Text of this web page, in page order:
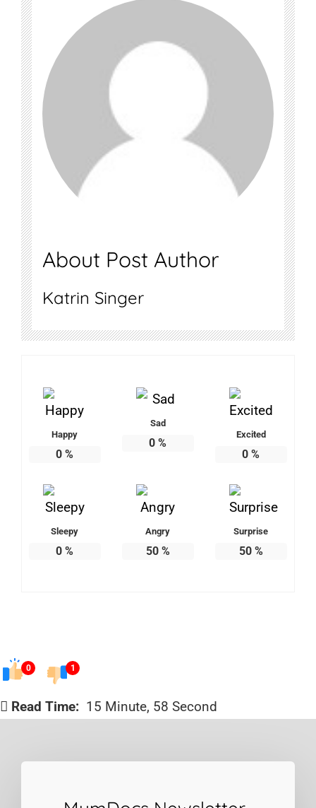
About Post Author
Katrin Singer
Happy
0 %
Sad
0 %
Excited
0 %
Sleepy
0 %
Angry
50%
Surprise
50%
0 1
Read Time: 15 Minute, 58 Second